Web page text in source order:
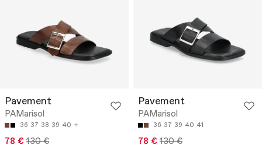
Pavement
PAMarisol
36 37 38 39 40
78 € 130 €
Pavement
PAMarisol
36 37 39 40 41
78 € 130 €